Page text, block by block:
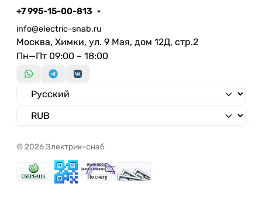
+7 995-15-00-813
info@electric-snab.ru
Москва, Химки, ул. 9 Мая, дом 12Д, стр.2
Пн—Пт 09:00 – 18:00
© 2026 Электрик-снаб